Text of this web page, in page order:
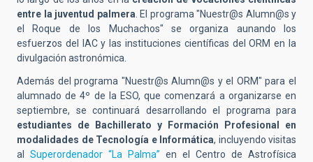
entre la juventud palmera. El programa "Nuestr@s Alumn@s y
el Roque de los Muchachos" se organiza aunando los
esfuerzos del IAC y las instituciones científicas del ORM en la
divulgación astronómica.
Además del programa "Nuestr@s Alumn@s y el ORM" para el
alumnado de 4º de la ESO, que comenzará a organizarse en
septiembre, se continuará desarrollando el programa para
estudiantes de Bachillerato y Formación Profesional en
modalidades de Tecnología e Informática, incluyendo visitas
al Superordenador “La Palma” en el Centro de Astrofísica